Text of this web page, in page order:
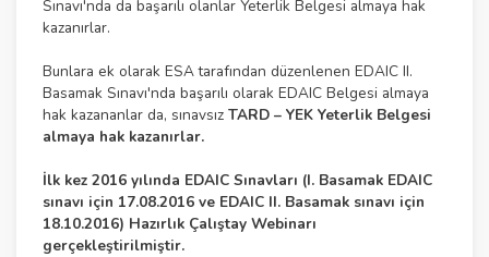
Sınavı'nda da başarılı olanlar Yeterlik Belgesi almaya hak
kazanırlar.
Bunlara ek olarak ESA tarafından düzenlenen EDAIC II.
Basamak Sınavı'nda başarılı olarak EDAIC Belgesi almaya
hak kazananlar da, sınavsız TARD – YEK Yeterlik Belgesi
almaya hak kazanırlar.
İlk kez 2016 yılında EDAIC Sınavları (I. Basamak EDAIC
sınavı için 17.08.2016 ve EDAIC II. Basamak sınavı için
18.10.2016) Hazırlık Çalıştay Webinarı
gerçekleştirilmiştir.